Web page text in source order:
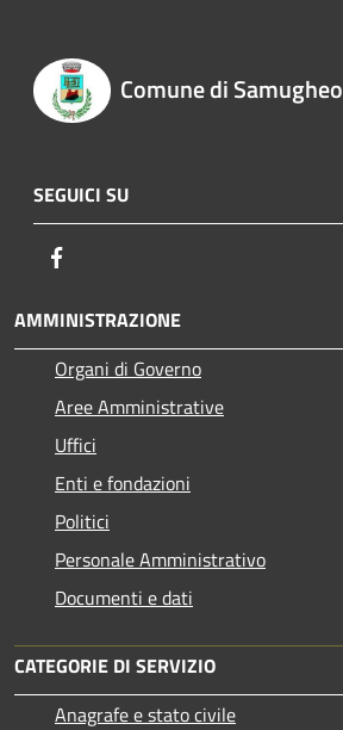
Comune di Samugheo
SEGUICI SU
AMMINISTRAZIONE
Organi di Governo
Aree Amministrative
Uffici
Enti e fondazioni
Politici
Personale Amministrativo
Documenti e dati
CATEGORIE DI SERVIZIO
Anagrafe e stato civile